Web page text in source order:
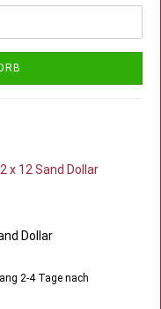
Dollar
2-4 Tage nach